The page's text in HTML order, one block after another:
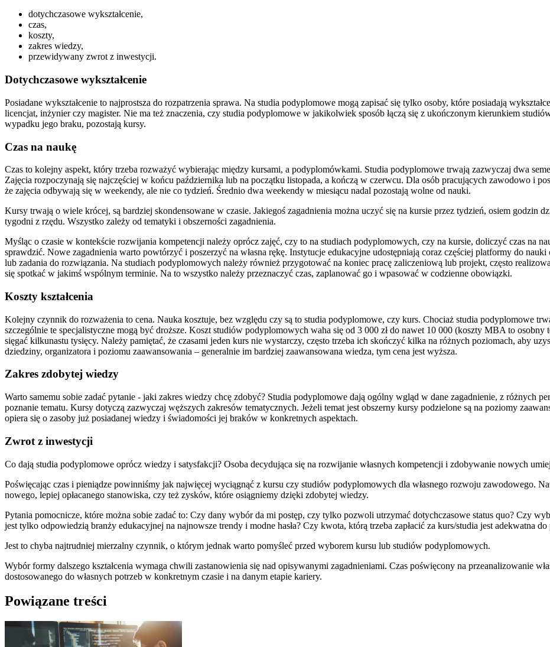
dotychczasowe wykształcenie,
czas,
koszty,
zakres wiedzy,
przewidywany zwrot z inwestycji.
Dotychczasowe wykształcenie
Posiadane wykształcenie to najprostsza do rozpatrzenia sprawa. Na studia podyplomowe mogą zapisać się tylko osoby, które posiadają
licencjat, inżynier czy magister. Nie ma też znaczenia, czy studia podyplomowe w jakikolwiek sposób łączą się z ukończonym kierunkiem
wypadku jego braku, pozostają kursy.
Czas na naukę
Czas to kolejny aspekt, który trzeba rozważyć wybierając między kursami, a podyplomówkami. Studia podyplomowe trwają zazwyczaj dwa
Zajęcia rozpoczynają się najczęściej w końcu października lub na początku listopada, a kończą w czerwcu. Dla osób pracujących zawodowo i
że zajęcia odbywają się w weekendy, ale nie co tydzień. Średnio dwa weekendy w miesiącu nadal pozostają wolne od nauki.
Kursy trwają o wiele krócej, są bardziej skondensowane w czasie. Jakiegoś zagadnienia można uczyć się na kursie przez tydzień, osiem godzin
tygodni z rzędu. Wszystko zależy od tematyki i obszerności zagadnienia.
Myśląc o czasie w kontekście rozwijania kompetencji należy oprócz zajęć, czy to na studiach podyplomowych, czy na kursie, doliczyć czas na
sprawdzić. Nowe zagadnienia warto powtórzyć i poszerzyć na własna rękę. Instytucje edukacyjne udostępniają coraz częściej platformy do
lub zadania do rozwiązania. Na studiach podyplomowych należy również przygotować na koniec pracę zaliczeniową lub projekt, często
się spotkać w jakimś wspólnym terminie. Na to wszystko należy przeznaczyć czas, zaplanować go i wpasować w codzienne obowiązki.
Koszty kształcenia
Kolejny czynnik do rozważenia to cena. Nauka kosztuje, bez względu czy są to studia podyplomowe, czy kurs. Chociaż studia podyplomowe
szczególnie te specjalistyczne mogą być droższe. Koszt studiów podyplomowych waha się od 3 000 zł do nawet 10 000 (koszty MBA to osobny
sięgać kilkunastu tysięcy. Należy pamiętać, że czasami jeden kurs nie wystarczy, często trzeba ich skończyć kilka na różnych poziomach, aby
dziedziny, organizatora i poziomu zaawansowania – generalnie im bardziej zaawansowana wiedza, tym cena jest wyższa.
Zakres zdobytej wiedzy
Warto samemu sobie zadać pytanie - jaki zakres wiedzy chcę zdobyć? Studia podyplomowe dają ogólny wgląd w dane zagadnienie, z różnych
poznanie tematu. Kursy dotyczą zazwyczaj węższych zakresów tematycznych. Jeżeli temat jest obszerny kursy podzielone są na poziomy
opiera się o zasoby już posiadanej wiedzy i świadomości jej braków w konkretnych aspektach.
Zwrot z inwestycji
Co dają studia podyplomowe oprócz wiedzy i satysfakcji? Osoba decydująca się na rozwijanie własnych kompetencji i zdobywanie nowych
Poświęcając czas i pieniądze powinniśmy jak najwięcej wyciągnąć z kursu czy studiów podyplomowych dla własnego rozwoju zawodowego.
nowego, lepiej opłacanego stanowiska, czy też zysków, które osiągniemy dzięki zdobytej wiedzy.
Pytania pomocnicze, które można sobie zadać to: Czy dany wybór da mi postęp, czy tylko pozwoli utrzymać dotychczasowe status quo? Czy
jest tylko odpowiedzią branży edukacyjnej na najnowsze trendy i modne hasła? Czy kwota, którą trzeba zapłacić za kurs/studia jest adekwatna
Jest to chyba najtrudniej mierzalny czynnik, o którym jednak warto pomyśleć przed wyborem kursu lub studiów podyplomowych.
Wybór formy dalszego kształcenia wymaga chwili zastanowienia się nad opisywanymi zagadnieniami. Czas poświęcony na przeanalizowanie
dostosowanego do własnych potrzeb w konkretnym czasie i na danym etapie kariery.
Powiązane treści